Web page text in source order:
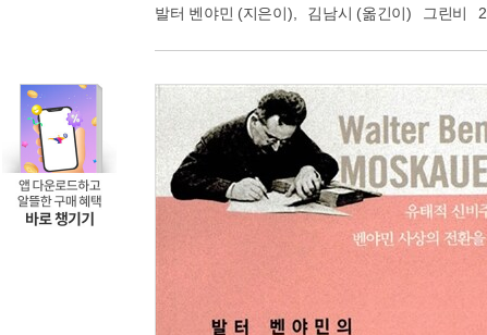
발터 벤야민 (지은이), 김남시 (옮긴이) 그린비